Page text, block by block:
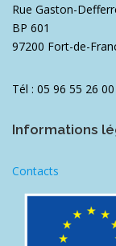
Rue Gaston-
BP 601
97200 Fort-de-
Tél : 05 96 55 26 00
Informations
Contacts